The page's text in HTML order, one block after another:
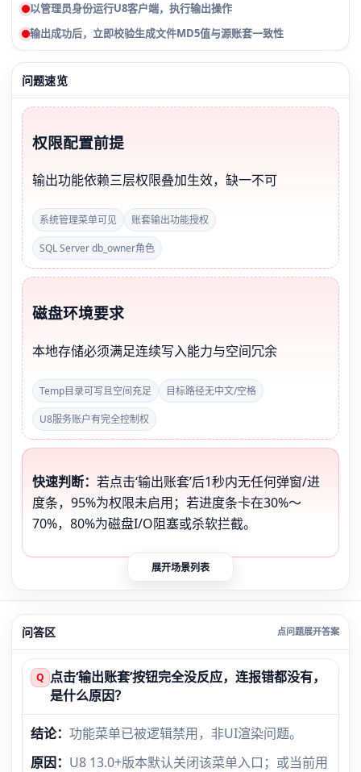
以管理员身份运行U8客户端，执行输出操作
输出成功后，立即校验生成文件MD5值与源账套一致性
问题速览
权限配置前提
输出功能依赖三层权限叠加生效，缺一不可
系统管理菜单可见 账套输出功能授权
SQL Server db_owner角色
磁盘环境要求
本地存储必须满足连续写入能力与空间冗余
Temp目录可写且空间充足 目标路径无中文/空格
U8服务账户有完全控制权
快速判断： 若点击‘输出账套’后1秒内无任何弹窗/进
度条，95%为权限未启用；若进度条卡在30%～
70%，80%为磁盘I/O阻塞或杀软拦截。
展开场景列表
问答区
Q 点击‘输出账套’按钮完全没反应，连报错都没有，
是什么原因？
结论： 功能菜单已被逻辑禁用，非UI渲染问题。
原因： U8 13.0+版本默认关闭该菜单入口；或当前用